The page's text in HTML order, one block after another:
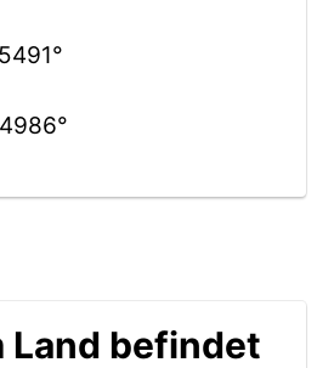
Land befindet